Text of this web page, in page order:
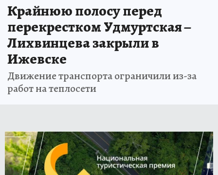
Крайнюю полосу перед
перекрестком Удмуртская –
Лихвинцева закрыли в
Ижевске
Движение транспорта ограничили из-за
работ на теплосети